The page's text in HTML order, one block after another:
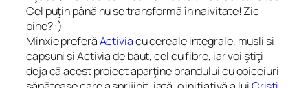
Cel puţin până nu se transformă în naivitate! Zic
bine? :)
Minxie preferăActiviacu cereale integrale, musli si
capsuni si Activia de baut, cel cu fibre, iar voi ştiţi
deja că acest proiect aparţine brandului cu obiceiuri